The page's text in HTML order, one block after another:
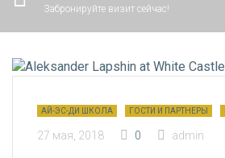
Забронируйте визит сейчас!
АЙ-ЭС-ДИ ШКОЛА ГОСТИ И ПАРТНЕРЫ
27 мая, 2018 0 admin